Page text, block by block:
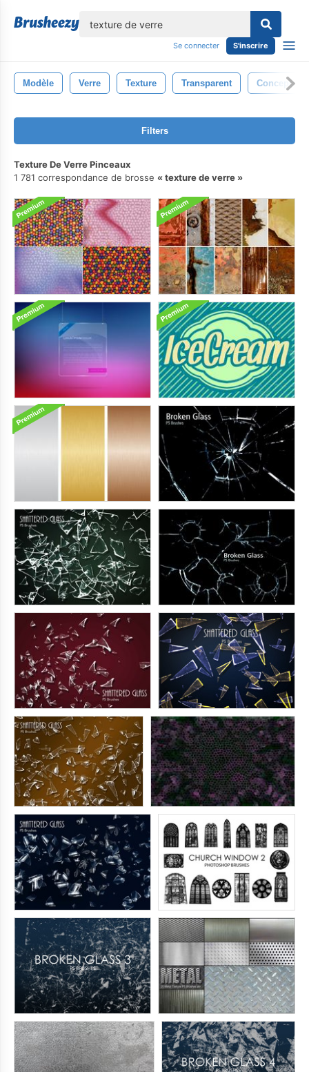
Se connecter S'inscrire
Modèle Verre Texture Transparent Conception
Filters
Texture De Verre Pinceaux
1 781 correspondance de brosse
texture de verre